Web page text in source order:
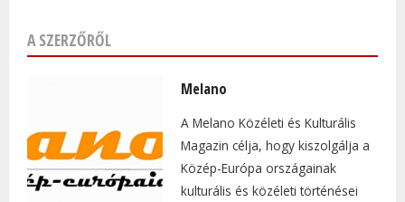
A SZERZŐRŐL
Melano
A Melano Közéleti és Kulturális
Magazin célja, hogy kiszolgálja a
Közép-Európa országainak
kulturális és közéleti történései